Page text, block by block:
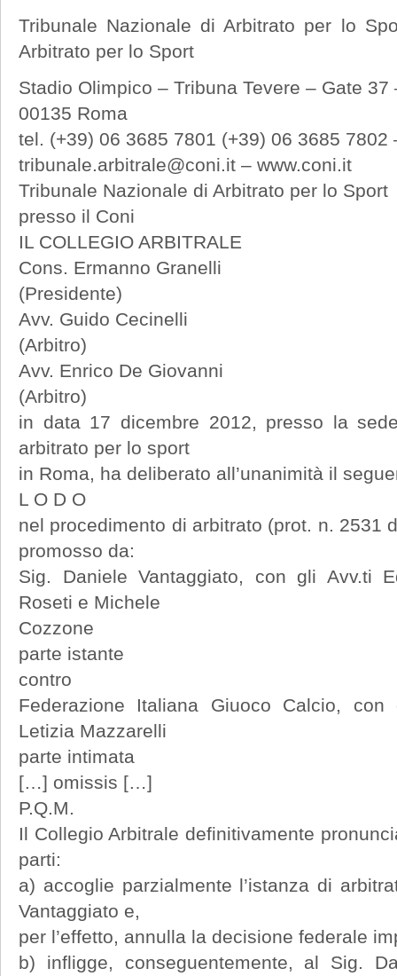
Tribunale Nazionale di Arbitrato per lo
Arbitrato per lo Sport
Stadio Olimpico – Tribuna Tevere – Gate
00135 Roma
tel. (+39) 06 3685 7801 (+39) 06 3685 7802
tribunale.arbitrale@coni.it – www.coni.it
Tribunale Nazionale di Arbitrato per lo Sport
presso il Coni
IL COLLEGIO ARBITRALE
Cons. Ermanno Granelli
(Presidente)
Avv. Guido Cecinelli
(Arbitro)
Avv. Enrico De Giovanni
(Arbitro)
in data 17 dicembre 2012, presso la
arbitrato per lo sport
in Roma, ha deliberato all’unanimità il
L O D O
nel procedimento di arbitrato (prot. n. 2531
promosso da:
Sig. Daniele Vantaggiato, con gli Avv.ti
Roseti e Michele
Cozzone
parte istante
contro
Federazione Italiana Giuoco Calcio,
Letizia Mazzarelli
parte intimata
[…] omissis […]
P.Q.M.
Il Collegio Arbitrale definitivamente
parti:
a) accoglie parzialmente l’istanza di
Vantaggiato e,
per l’effetto, annulla la decisione federale
b) infligge, conseguentemente, al Sig.